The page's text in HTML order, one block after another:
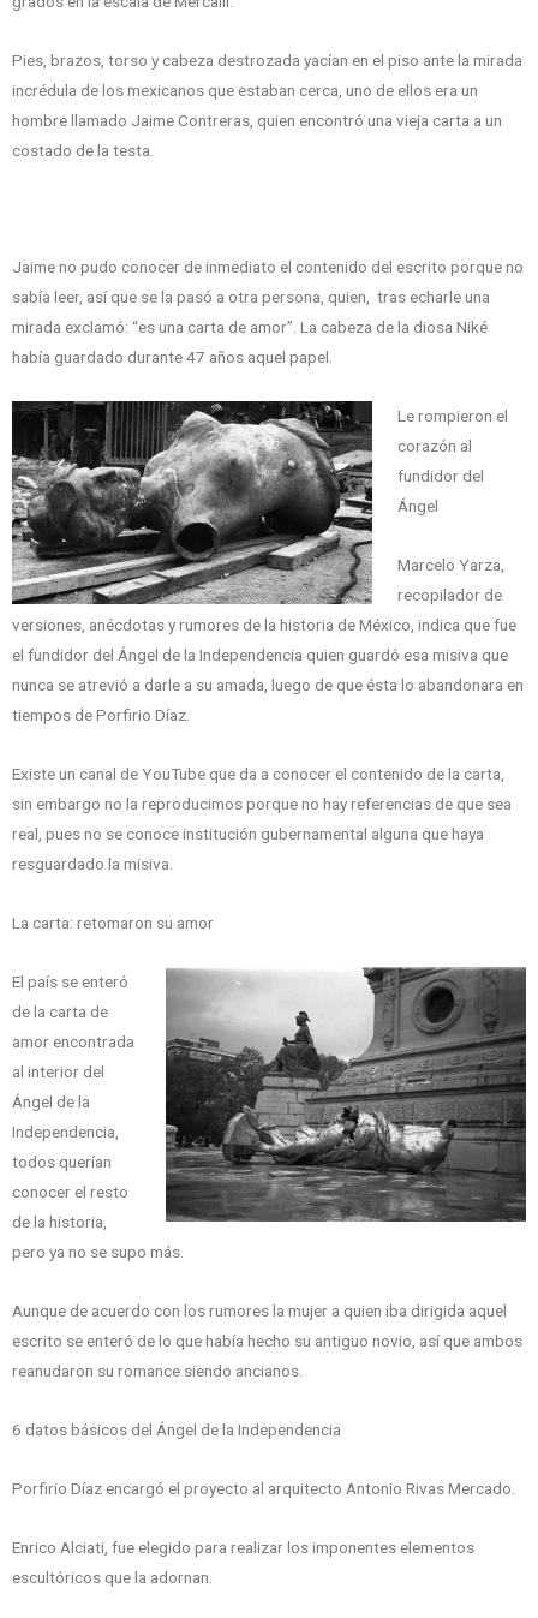
Pies, brazos, torso y cabeza destrozada yacían en el piso ante la mirada
incrédula de los mexicanos que estaban cerca, uno de ellos era un
hombre llamado Jaime Contreras, quien encontró una vieja carta a un
costado de la testa.
Jaime no pudo conocer de inmediato el contenido del escrito porque no
sabía leer, así que se la pasó a otra persona, quien, tras echarle una
mirada exclamó: “es una carta de amor”. La cabeza de la diosa Niké
había guardado durante 47 años aquel papel.
Le rompieron el
corazón al
fundidor del
Ángel
Marcelo Yarza,
recopilador de
versiones, anécdotas y rumores de la historia de México, indica que fue
el fundidor del Ángel de la Independencia quien guardó esa misiva que
nunca se atrevió a darle a su amada, luego de que ésta lo abandonara en
tiempos de Porfirio Díaz.
Existe un canal de YouTube que da a conocer el contenido de la carta,
sin embargo no la reproducimos porque no hay referencias de que sea
real, pues no se conoce institución gubernamental alguna que haya
resguardado la misiva.
La carta: retomaron su amor
El país se enteró
de la carta de
amor encontrada
al interior del
Ángel de la
Independencia,
todos querían
conocer el resto
de la historia,
pero ya no se supo más.
Aunque de acuerdo con los rumores la mujer a quien iba dirigida aquel
escrito se enteró de lo que había hecho su antiguo novio, así que ambos
reanudaron su romance siendo ancianos.
6 datos básicos del Ángel de la Independencia
Porfirio Díaz encargó el proyecto al arquitecto Antonio Rivas Mercado.
Enrico Alciati, fue elegido para realizar los imponentes elementos
escultóricos que la adornan.